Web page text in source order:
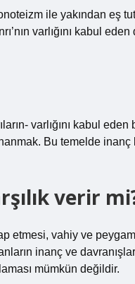
ile yakından eş
varlığını kabul
varlığını kabul
Bu temelde inanç
verir
etmesi, vahiy ve
inanç ve
mümkün değildir.